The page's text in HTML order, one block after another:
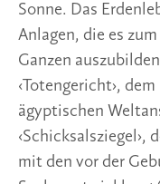
Sonne. Das
Anlagen, die es
Ganzen
‹Totengericht›,
ägyptischen
‹Schicksalsziegel›,
mit den vor der